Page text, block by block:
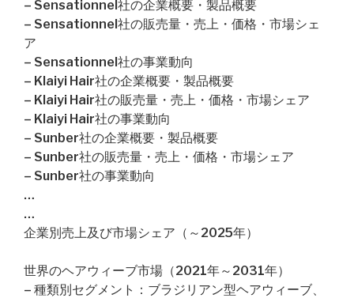
– Sensationnel社の企業概要・製品概要
– Sensationnel社の販売量・売上・価格・市場シェ
ア
– Sensationnel社の事業動向
– Klaiyi Hair社の企業概要・製品概要
– Klaiyi Hair社の販売量・売上・価格・市場シェア
– Klaiyi Hair社の事業動向
– Sunber社の企業概要・製品概要
– Sunber社の販売量・売上・価格・市場シェア
– Sunber社の事業動向
…
…
企業別売上及び市場シェア（～2025年）
世界のヘアウィーブ市場（2021年～2031年）
– 種類別セグメント：ブラジリアン型ヘアウィーブ、